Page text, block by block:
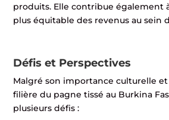
produits. Elle contribue également
plus équitable des revenus au sein
Défis et Perspectives
Malgré son importance culturelle
filière du pagne tissé au Burkina
plusieurs défis :